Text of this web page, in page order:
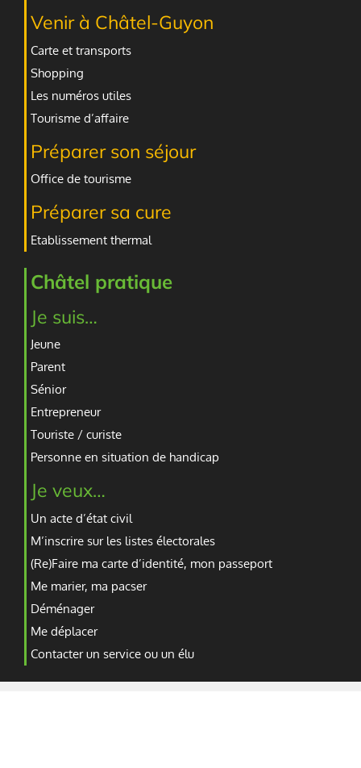
Venir à Châtel-Guyon
Carte et transports
Shopping
Les numéros utiles
Tourisme d’affaire
Préparer son séjour
Office de tourisme
Préparer sa cure
Etablissement thermal
Châtel pratique
Je suis…
Jeune
Parent
Sénior
Entrepreneur
Touriste / curiste
Personne en situation de handicap
Je veux…
Un acte d’état civil
M’inscrire sur les listes électorales
(Re)Faire ma carte d’identité, mon passeport
Me marier, ma pacser
Déménager
Me déplacer
Contacter un service ou un élu